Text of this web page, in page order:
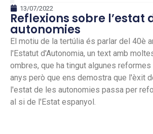
13/07/2022
Reflexions sobre l’estat
autonomies
El motiu de la tertúlia és parlar del 40è
l'Estatut d'Autonomia, un text amb
ombres, que ha tingut algunes
anys però que ens demostra que l'èxit
l'estat de les autonomies passa per
al si de l'Estat espanyol.